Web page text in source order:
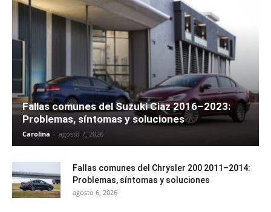
Fallas comunes del Suzuki Ciaz 2016–2023:
Problemas, síntomas y soluciones
Carolina - agosto 7, 2026
Fallas comunes del Chrysler 200 2011–2014:
Problemas, síntomas y soluciones
agosto 6, 2026